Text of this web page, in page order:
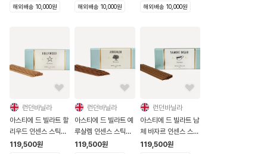
해외배송 10,000원 해외배송 10,000원 해외배송 10,000원
런던바닐라
아스티에 드 빌라트 할
리우드 인센스 스틱
125개입
119,500원
런던바닐라
아스티에 드 빌라트 예
루살렘 인센스 스틱
125개입
119,500원
런던바닐라
아스티에 드 빌라트 남
체 바자르 인센스 스틱
125개입
119,500원